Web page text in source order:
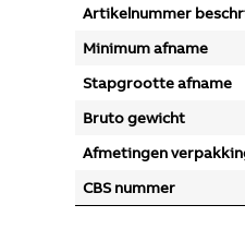
Artikelnummer
Minimum afname
Stapgrootte afname
Bruto gewicht
Afmetingen
CBS nummer